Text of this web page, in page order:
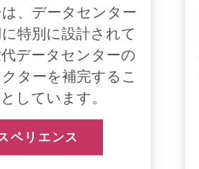
、データセンター
特別に設計されて
データセンターの
ターを補完するこ
しています。
ペリエンス